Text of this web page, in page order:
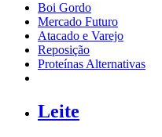
Boi Gordo
Mercado Futuro
Atacado e Varejo
Reposição
Proteínas Alternativas
Leite